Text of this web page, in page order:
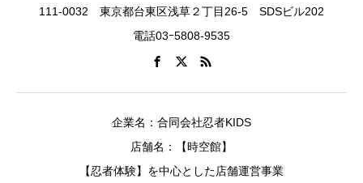
111-0032 東京都台東区浅草２丁目26-5 SDSビル202
電話03ｰ5808-9535
企業名：合同会社忍者KIDS
店舗名：【時空館】
【忍者体験】を中心とした店舗運営事業